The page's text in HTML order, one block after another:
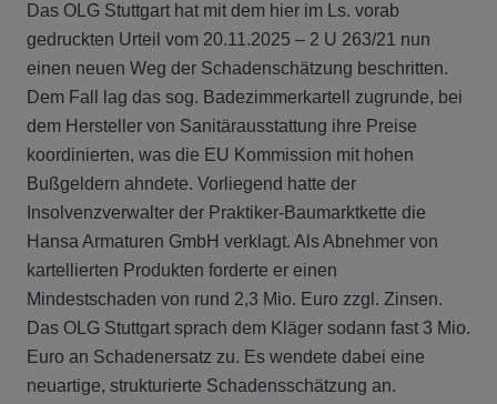
Das OLG Stuttgart hat mit dem hier im Ls. vorab
gedruckten Urteil vom 20.11.2025 – 2 U 263/21 nun
einen neuen Weg der Schadenschätzung beschritten.
Dem Fall lag das sog. Badezimmerkartell zugrunde, bei
dem Hersteller von Sanitärausstattung ihre Preise
koordinierten, was die EU Kommission mit hohen
Bußgeldern ahndete. Vorliegend hatte der
Insolvenzverwalter der Praktiker-Baumarktkette die
Hansa Armaturen GmbH verklagt. Als Abnehmer von
kartellierten Produkten forderte er einen
Mindestschaden von rund 2,3 Mio. Euro zzgl. Zinsen.
Das OLG Stuttgart sprach dem Kläger sodann fast 3 Mio.
Euro an Schadenersatz zu. Es wendete dabei eine
neuartige, strukturierte Schadensschätzung an.